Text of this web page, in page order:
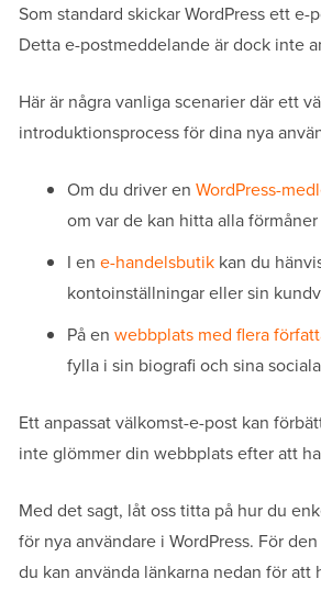
Som standard skickar WordPress ett
Detta e-postmeddelande är dock inte
Här är några vanliga scenarier där ett
introduktionsprocess för dina nya
Om du driver en WordPress-
om var de kan hitta alla
I en e-handelsbutik kan du
kontoinställningar eller sin
På en webbplats med flera
fylla i sin biografi och sina
Ett anpassat välkomst-e-post kan
inte glömmer din webbplats efter att
Med det sagt, låt oss titta på hur du
för nya användare i WordPress. För
du kan använda länkarna nedan för